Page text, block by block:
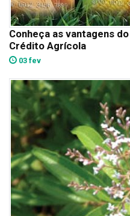
Conheça as vantagens
Crédito Agrícola
03 fev